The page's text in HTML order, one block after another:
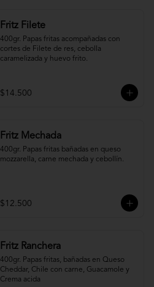
Fritz Filete
400gr. Papas fritas acompañadas con
cortes de Filete de res, cebolla
caramelizada y huevo frito.
$14.500
Fritz Mechada
400gr. Papas fritas bañadas en queso
mozzarella, carne mechada y cebollín.
$12.500
Fritz Ranchera
400gr. Papas fritas, bañadas en Queso
Cheddar, Chile con carne, Guacamole y
Crema acida